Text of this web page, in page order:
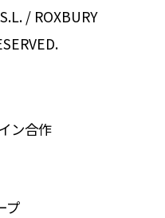
/ ROXBURY
ン合作
プ